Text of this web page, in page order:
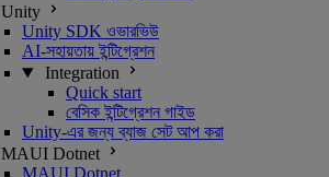
Unity
Unity SDK ওভারভিউ
AI-সহায়তায় ইন্টিগ্রেশন
Integration
Quick start
বেসিক ইন্টিগ্রেশন গাইড
Unity-এর জন্য ব্যাজ সেট আপ করা
MAUI Dotnet
MAUI Dotnet